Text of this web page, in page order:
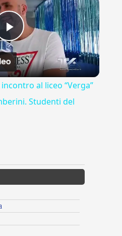
Play
Video
al liceo “Verga”
Studenti del